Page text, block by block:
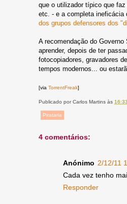
que o utilizador típico que
etc. - e a completa ineficácia
dos grupos defensores dos
A recomendação do
aprender, depois de ter
fotocopiadores, gravadores
tempos modernos... ou
[via TorrentFreak]
Publicado porCarlos Martins às 16:33
Pirataria
4 comentários:
Anónimo 2/12/11
Cada vez tenho
Responder